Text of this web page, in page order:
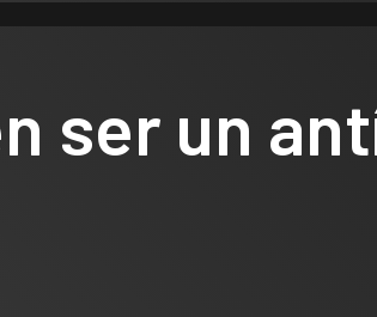
ser un